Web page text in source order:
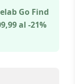
Go Find
al -21%